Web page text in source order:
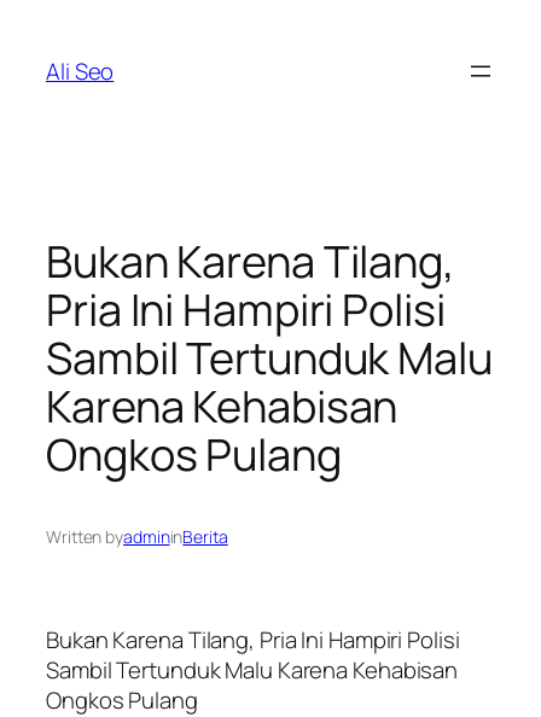
content
Ali Seo
Bukan Karena Tilang,
Pria Ini Hampiri Polisi
Sambil Tertunduk Malu
Karena Kehabisan
Ongkos Pulang
Written byadmininBerita
Bukan Karena Tilang, Pria Ini Hampiri Polisi
Sambil Tertunduk Malu Karena Kehabisan
Ongkos Pulang